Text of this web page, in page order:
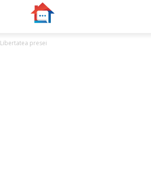
Libertatea presei